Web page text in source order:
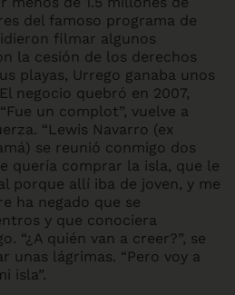
del famoso programa de
filmar algunos
la cesión de los derechos
playas, Urrego ganaba unos
negocio quebró en 2007,
un complot”, vuelve a
“Lewis Navarro (ex
se reunió conmigo dos
quería comprar la isla, que le
porque allí iba de joven, y me
ha negado que se
y que conociera
“¿A quién van a creer?”, se
unas lágrimas. “Pero voy a
isla”.